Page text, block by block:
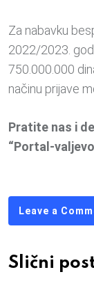
Za nabavku
2022/2023.
750.000.000
načinu prijave
Pratite nas i
“Portal-
Leave a
Slični